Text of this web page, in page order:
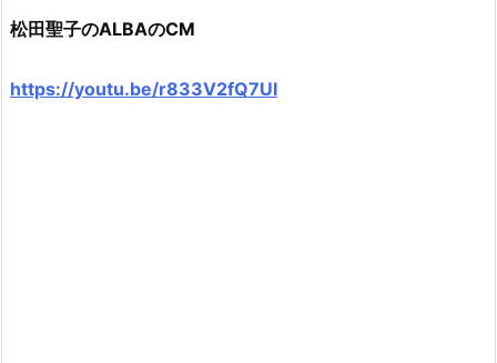
松田聖子のALBAのCM
https://youtu.be/r833V2fQ7UI